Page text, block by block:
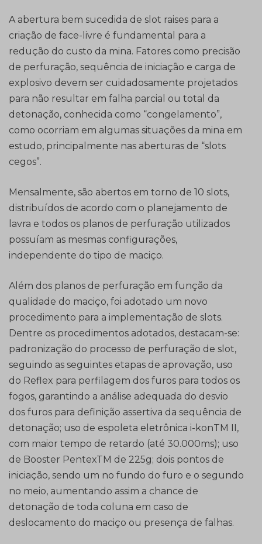
A abertura bem sucedida de slot raises para a
criação de face-livre é fundamental para a
redução do custo da mina. Fatores como precisão
de perfuração, sequência de iniciação e carga de
explosivo devem ser cuidadosamente projetados
para não resultar em falha parcial ou total da
detonação, conhecida como “congelamento”,
como ocorriam em algumas situações da mina em
estudo, principalmente nas aberturas de “slots
cegos”.
Mensalmente, são abertos em torno de 10 slots,
distribuídos de acordo com o planejamento de
lavra e todos os planos de perfuração utilizados
possuíam as mesmas configurações,
independente do tipo de maciço.
Além dos planos de perfuração em função da
qualidade do maciço, foi adotado um novo
procedimento para a implementação de slots.
Dentre os procedimentos adotados, destacam-se:
padronização do processo de perfuração de slot,
seguindo as seguintes etapas de aprovação, uso
do Reflex para perfilagem dos furos para todos os
fogos, garantindo a análise adequada do desvio
dos furos para definição assertiva da sequência de
detonação; uso de espoleta eletrônica i-konTM II,
com maior tempo de retardo (até 30.000ms); uso
de Booster PentexTM de 225g; dois pontos de
iniciação, sendo um no fundo do furo e o segundo
no meio, aumentando assim a chance de
detonação de toda coluna em caso de
deslocamento do maciço ou presença de falhas.